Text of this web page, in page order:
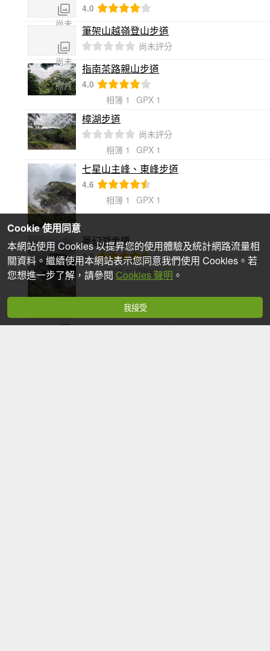
尚未
照片
4.0
尚未
傳
照片
筆架山越嶺登山步道
尚未評分
指南茶路親山步道
4.0
相簿 1
GPX 1
樟湖步道
尚未評分
相簿 1
GPX 1
七星山主峰、東峰步道
4.6
相簿 1
GPX 1
夢幻湖步道
4.8
相簿 1 GPX 1
絹絲瀑布步道
尚未評分
Cookie 使用同意
本網站使用 Cookies 以提昇您的使用體驗及統計網路流量相
關資料。繼續使用本網站表示您同意我們使用 Cookies。若
您想進一步了解，請參閱 Cookies 聲明 。
我接受